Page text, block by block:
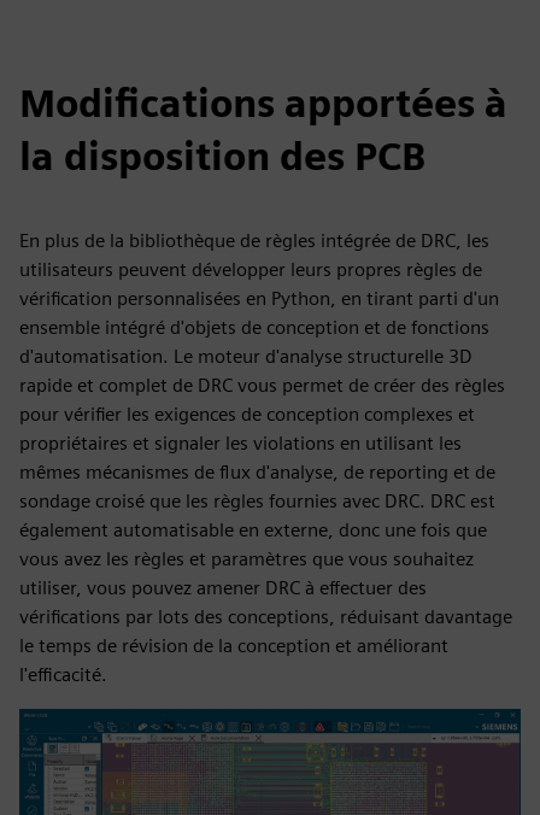
Modifications apportées à
la disposition des PCB
En plus de la bibliothèque de règles intégrée de DRC, les
utilisateurs peuvent développer leurs propres règles de
vérification personnalisées en Python, en tirant parti d'un
ensemble intégré d'objets de conception et de fonctions
d'automatisation. Le moteur d'analyse structurelle 3D
rapide et complet de DRC vous permet de créer des règles
pour vérifier les exigences de conception complexes et
propriétaires et signaler les violations en utilisant les
mêmes mécanismes de flux d'analyse, de reporting et de
sondage croisé que les règles fournies avec DRC. DRC est
également automatisable en externe, donc une fois que
vous avez les règles et paramètres que vous souhaitez
utiliser, vous pouvez amener DRC à effectuer des
vérifications par lots des conceptions, réduisant davantage
le temps de révision de la conception et améliorant
l'efficacité.